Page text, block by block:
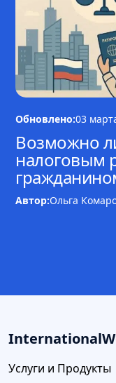
Обновлено:03
Возможно
налоговым
Автор:Ольга
Услуги и Продукты